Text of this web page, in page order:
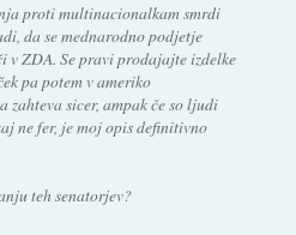
proti multinacionalkam smrdi
da se mednarodno podjetje
v ZDA. Se pravi prodajajte izdelke
pa potem v ameriko
sicer, ampak če so ljudi
ne fer, je moj opis definitivno
teh senatorjev?